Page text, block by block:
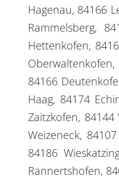
Hagenau, 84166
Rammelsberg,
Hettenkofen,
84166
Haag, 84174
Zaitzkofen,
Weizeneck,
84186
Rannertshofen,